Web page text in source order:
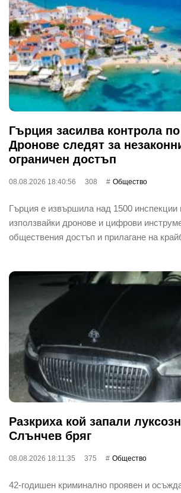
Гърция засилва контрола
Дронове следят за
ограничен достъп
08.08.2026 18:40:56 308 Общество
Гърция е извършила над 1500 инспекции
използвайки дронове и цифрови
обществения достъп и прилагане на
Разкриха кой запали
Слънчев бряг
08.08.2026 18:11:35 375 Общество
42-годишен криминално проявен и